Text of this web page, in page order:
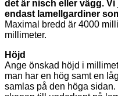
det är nisch eller vägg.
endast lamellgardiner
Maximal bredd är 4000
millimeter.
Höjd
Ange önskad höjd i
man har en hög samt en
samlas på den höga